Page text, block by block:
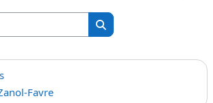
Etsi kursseja
Etsi kursseja
Favre